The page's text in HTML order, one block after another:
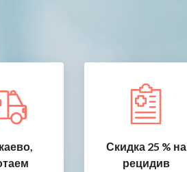
Скидка 25 % на
рецидив